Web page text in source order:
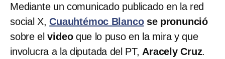
Mediante un comunicado publicado en la red
social X,Cuauhtémoc Blancose pronunció
sobre elvideoque lo puso en la mira y que
involucra a la diputada del PT, Aracely Cruz.